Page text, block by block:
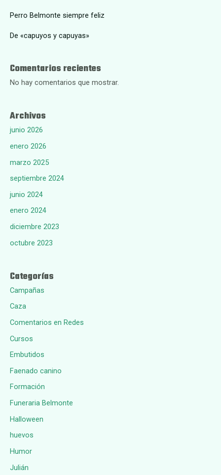
Perro Belmonte siempre feliz
De «capuyos y capuyas»
Comentarios recientes
No hay comentarios que mostrar.
Archivos
junio 2026
enero 2026
marzo 2025
septiembre 2024
junio 2024
enero 2024
diciembre 2023
octubre 2023
Categorías
Campañas
Caza
Comentarios en Redes
Cursos
Embutidos
Faenado canino
Formación
Funeraria Belmonte
Halloween
huevos
Humor
Julián